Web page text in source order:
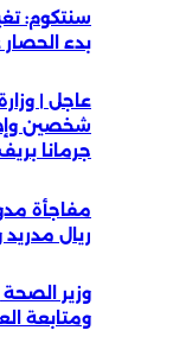
بدء الحصار
عاجل |
جرمانا
مفاجأة
ريال مدريد
وزير
ومتابعة